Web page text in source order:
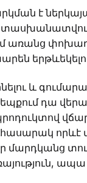
է
և
դա
որևէ
մարդկանց